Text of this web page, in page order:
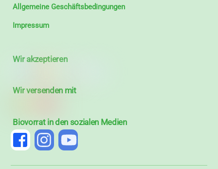
Allgemeine Geschäftsbedingungen
Impressum
Wir akzeptieren
Wir versenden mit
Biovorrat in den sozialen Medien